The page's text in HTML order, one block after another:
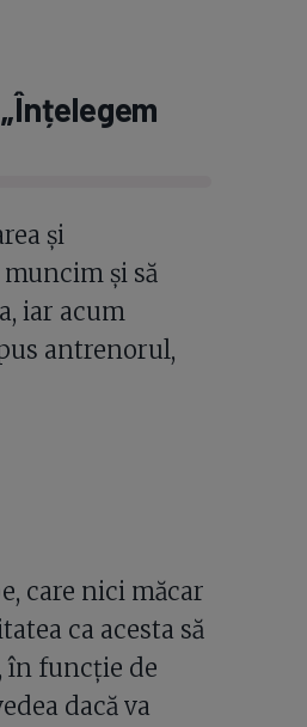
și
și să
iar acum
antrenorul,
care nici măcar
ca acesta să
în funcție de
dacă va